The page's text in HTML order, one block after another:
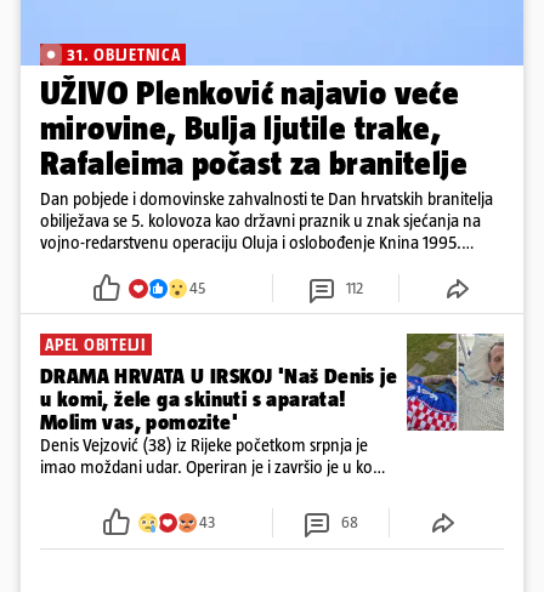
31. OBLJETNICA
UŽIVO Plenković najavio veće
mirovine, Bulja ljutile trake,
Rafaleima počast za branitelje
Dan pobjede i domovinske zahvalnosti te Dan hrvatskih branitelja
obilježava se 5. kolovoza kao državni praznik u znak sjećanja na
vojno-redarstvenu operaciju Oluja i oslobođenje Knina 1995.
45 112
APEL OBITELJI
DRAMA HRVATA U IRSKOJ 'Naš Denis je
u komi, žele ga skinuti s aparata!
Molim vas, pomozite'
Denis Vejzović (38) iz Rijeke početkom srpnja je
imao moždani udar. Operiran je i završio je u komi.
tamošnji liječnici ne vjeruju u oporavak: 'Imamo
43 68